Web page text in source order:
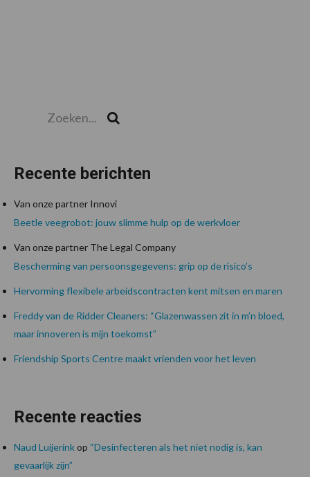
Recente berichten
Van onze partner Innovi
Beetle veegrobot: jouw slimme hulp op de werkvloer
Van onze partner The Legal Company
Bescherming van persoonsgegevens: grip op de risico’s
Hervorming flexibele arbeidscontracten kent mitsen en maren
Freddy van de Ridder Cleaners: “Glazenwassen zit in m’n bloed,
maar innoveren is mijn toekomst”
Friendship Sports Centre maakt vrienden voor het leven
Recente reacties
Naud Luijerinkop “Desinfecteren als het niet nodig is, kan
gevaarlijk zijn”